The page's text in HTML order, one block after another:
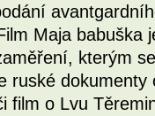
Maja babuška
kterým
ruské
film o Lvu